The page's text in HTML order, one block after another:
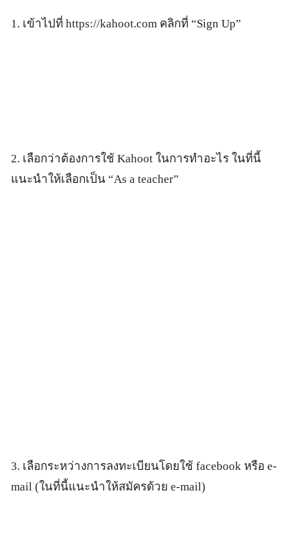
1. เข้าไปที่ https://kahoot.com คลิกที่ “Sign Up”
2. เลือกว่าต้องการใช้ Kahoot ในการทำอะไร ในที่นี้
แนะนำให้เลือกเป็น “As a teacher”
3. เลือกระหว่างการลงทะเบียนโดยใช้ facebook หรือ e-
mail (ในที่นี้แนะนำให้สมัครด้วย e-mail)